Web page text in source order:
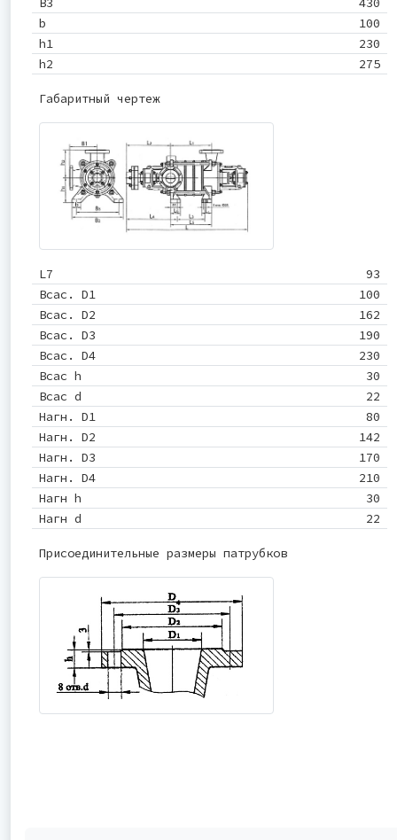
b
100
h1
230
h2
275
Габаритный чертеж
L7
93
Всас. D1
100
Всас. D2
162
Всас. D3
190
Всас. D4
230
Всас h
30
Всас d
22
Нагн. D1
80
Нагн. D2
142
Нагн. D3
170
Нагн. D4
210
Нагн h
30
Нагн d
22
Присоединительные размеры патрубков